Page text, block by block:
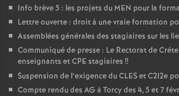
Info brève 5 : les projets du MEN pour la
Lettre ouverte : droit à une vraie formation
Assemblées générales des stagiaires sur les
Communiqué de presse : Le Rectorat de
enseignants etCPE stagiaires !!
Suspension de l’exigence duCLESet C2I2e
Compte rendu des AG à Torcy des 4, 5 et 7